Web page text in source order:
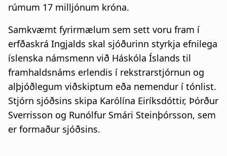
rúmum 17 milljónum króna.
Samkvæmt fyrirmælum sem sett voru fram í
erfðaskrá Ingjalds skal sjóðurinn styrkja efnilega
íslenska námsmenn við Háskóla Íslands til
framhaldsnáms erlendis í rekstrarstjórnun og
alþjóðlegum viðskiptum eða nemendur í tónlist.
Stjórn sjóðsins skipa Karólína Eiríksdóttir, Þórður
Sverrisson og Runólfur Smári Steinþórsson, sem
er formaður sjóðsins.